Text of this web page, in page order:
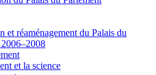
et réaménagement du Palais du
et la science